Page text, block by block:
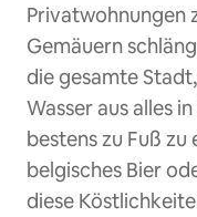
Privatwohnungen
Gemäuern
die gesamte
Wasser aus alles
bestens zu Fuß
belgisches Bier
diese